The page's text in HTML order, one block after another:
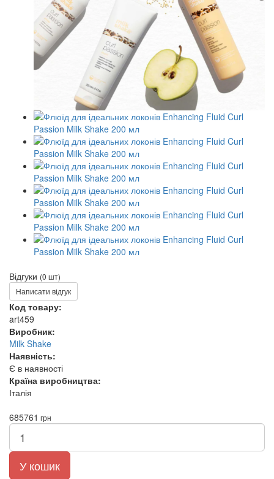
Відгуки (0 шт)
Написати відгук
Код товару:
art459
Виробник:
Milk Shake
Наявність:
Є в наявності
Країна виробництва:
Італія
685761 грн
У кошик